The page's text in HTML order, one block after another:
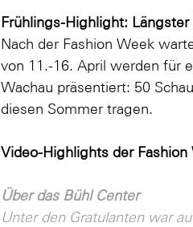
Frühlings-Highlight:
Nach der Fashion Week
von 11.-16. April werden für
Wachau präsentiert: 50
diesen Sommer tragen.
Video-Highlights der
Über das Bühl Center
Unter den Gratulanten war